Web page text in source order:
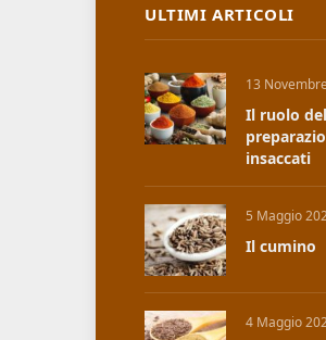
ULTIMI ARTICOLI
13
Il ruolo
insaccati
5 Maggio
Il cumino
4 Maggio